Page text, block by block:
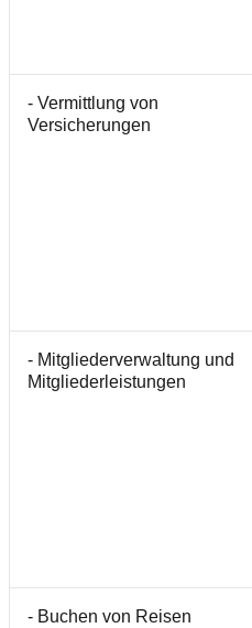
- Vermittlung von
Versicherungen
- Mitgliederverwaltung und
Mitgliederleistungen
- Buchen von Reisen